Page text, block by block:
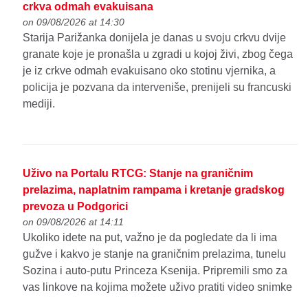
crkva odmah evakuisana
on 09/08/2026 at 14:30
Starija Parižanka donijela je danas u svoju crkvu dvije
granate koje je pronašla u zgradi u kojoj živi, zbog čega
je iz crkve odmah evakuisano oko stotinu vjernika, a
policija je pozvana da interveniše, prenijeli su francuski
mediji.
Uživo na Portalu RTCG: Stanje na graničnim
prelazima, naplatnim rampama i kretanje gradskog
prevoza u Podgorici
on 09/08/2026 at 14:11
Ukoliko idete na put, važno je da pogledate da li ima
gužve i kakvo je stanje na graničnim prelazima, tunelu
Sozina i auto-putu Princeza Ksenija. Pripremili smo za
vas linkove na kojima možete uživo pratiti video snimke